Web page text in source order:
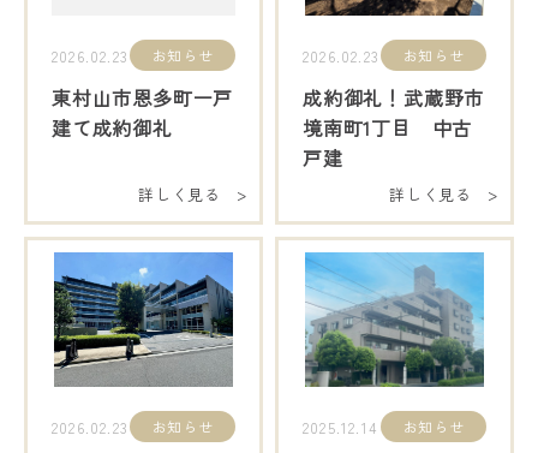
お知らせ
2026.02.23
東村山市恩多町一戸
建て成約御礼
詳しく見る >
お知らせ
2026.02.23
成約御礼！武蔵野市
境南町1丁目 中古
戸建
詳しく見る >
お知らせ
2026.02.23 お知らせ
2025.12.14